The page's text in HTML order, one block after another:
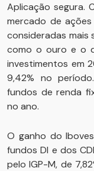
Aplicação segura.
mercado de
consideradas mais
como o ouro e o
investimentos em
9,42% no
fundos de renda
no ano.
O ganho do
fundos DI e dos
pelo IGP-M, de